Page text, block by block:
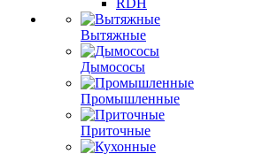
RDH
Вытяжные
Дымососы
Промышленные
Приточные